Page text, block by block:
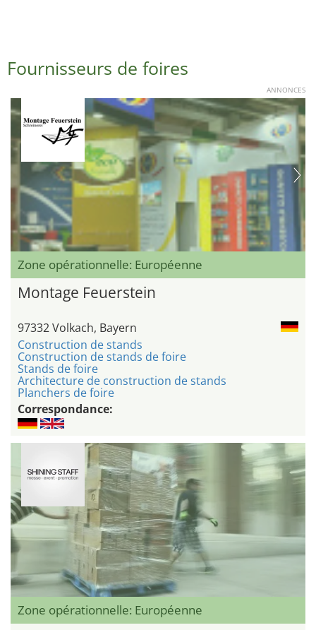
Fournisseurs de foires
ANNONCES
Zone opérationnelle: Européenne
Montage Feuerstein
97332 Volkach, Bayern
Construction de stands
Construction de stands de foire
Stands de foire
Architecture de construction de stands
Planchers de foire
Correspondance:
Zone opérationnelle: Européenne